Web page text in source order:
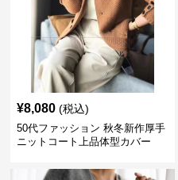
¥8,080 (税込)
50代ファッション 秋冬新作厚手
ニットコート上品体型カバー